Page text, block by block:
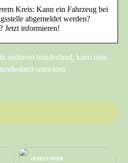
Kreis: Kann ein Fahrzeug bei
abgemeldet werden?
Jetzt informieren!
anderem bundesland, kann man
anmelden
INVESTITION